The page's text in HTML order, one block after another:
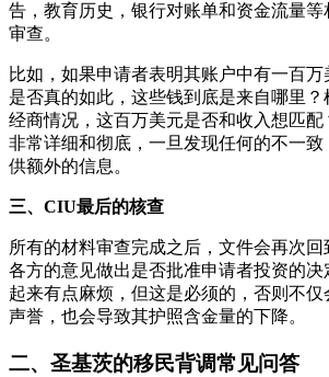
告，教育历史，银行对账单和资金流量
审查。
比如，如果申请者表明其账户中有一百
是否真的如此，这些钱到底是来自哪里
经商情况，这百万美元是否和收入想匹
非常详细和彻底，一旦发现任何的不一
供额外的信息。
三、CIU最后的核查
所有的材料审查完成之后，文件会再次
各方的意见做出是否批准申请者投资的
起来有点麻烦，但这是必须的，否则不
声誉，也会导致其护照含金量的下降。
二、圣基茨的移民背调常见问答